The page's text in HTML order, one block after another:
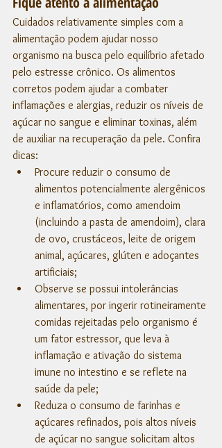
Cuidados relativamente simples com a
alimentação podem ajudar nosso
organismo na busca pelo equilíbrio afetado
pelo estresse crônico. Os alimentos
corretos podem ajudar a combater
inflamações e alergias, reduzir os níveis de
açúcar no sangue e eliminar toxinas, além
de auxiliar na recuperação da pele. Confira
dicas:
Procure reduzir o consumo de
alimentos potencialmente alergênicos
e inflamatórios, como amendoim
(incluindo a pasta de amendoim), clara
de ovo, crustáceos, leite de origem
animal, açúcares, glúten e adoçantes
artificiais;
Observe se possui intolerâncias
alimentares, por ingerir rotineiramente
comidas rejeitadas pelo organismo é
um fator estressor, que leva à
inflamação e ativação do sistema
imune no intestino e se reflete na
saúde da pele;
Reduza o consumo de farinhas e
açúcares refinados, pois altos níveis
de açúcar no sangue solicitam altos